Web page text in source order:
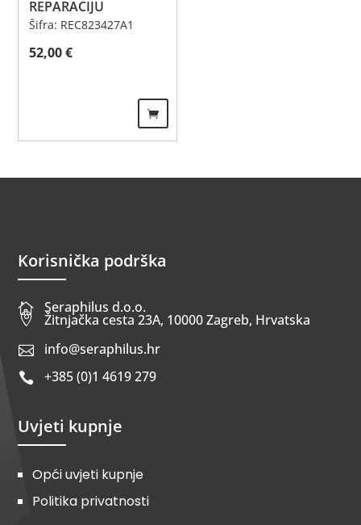
REPARACIJU
Šifra: REC823427A1
52,00€
Korisnička podrška
 Seraphilus d.o.o.
 Žitnjačka cesta 23A, 10000 Zagreb, Hrvatska
 info@seraphilus.hr
 +385 (0)1 4619 279
Uvjeti kupnje
Opći uvjeti kupnje
Politika privatnosti